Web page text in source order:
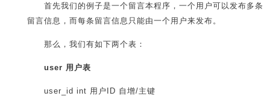
首先我们的例子是一个留言本程序，一个用户可以发布多条
留言信息，而每条留言信息只能由一个用户来发布。
那么，我们有如下两个表：
user 用户表
user_id int 用户ID 自增/主键